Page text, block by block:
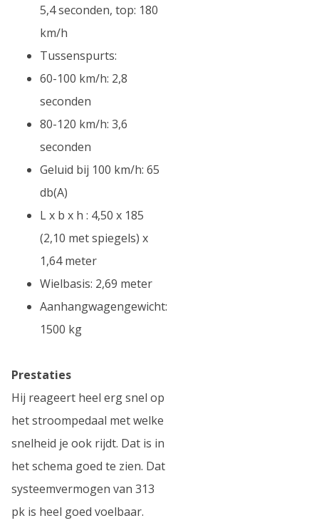
5,4 seconden, top: 180
km/h
Tussenspurts:
60-100 km/h: 2,8
seconden
80-120 km/h: 3,6
seconden
Geluid bij 100 km/h: 65
db(A)
L x b x h : 4,50 x 185
(2,10 met spiegels) x
1,64 meter
Wielbasis: 2,69 meter
Aanhangwagengewicht:
1500 kg
Prestaties
Hij reageert heel erg snel op
het stroompedaal met welke
snelheid je ook rijdt. Dat is in
het schema goed te zien. Dat
systeemvermogen van 313
pk is heel goed voelbaar.